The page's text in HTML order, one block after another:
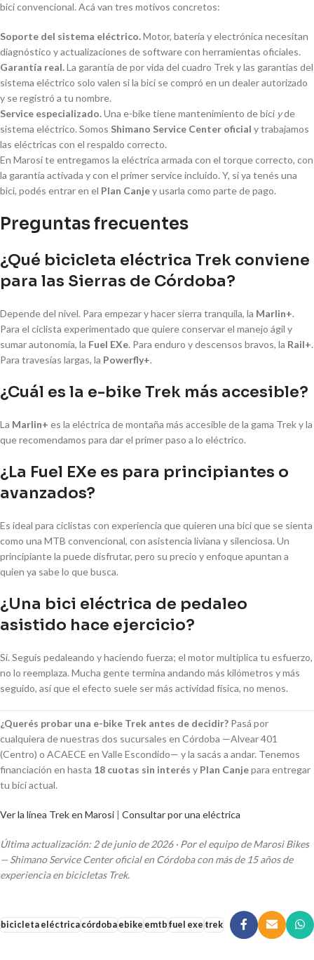
bici convencional. Acá van tres motivos concretos:
Soporte del sistema eléctrico.Motor, batería y electrónica necesitan
diagnóstico y actualizaciones de software con herramientas oficiales.
Garantía real.La garantía de por vida del cuadro Trek y las garantías del
sistema eléctrico solo valen si la bici se compró en un dealer autorizado
y se registró a tu nombre.
Service especializado.Una e-bike tiene mantenimiento de bici yde
sistema eléctrico. Somos Shimano Service Center oficial y trabajamos
las eléctricas con el respaldo correcto.
En Marosi te entregamos la eléctrica armada con el torque correcto, con
la garantía activada y con el primer service incluido. Y, si ya tenés una
bici, podés entrar en el Plan Canjey usarla como parte de pago.
Preguntas frecuentes
¿Qué bicicleta eléctrica Trek conviene
para las Sierras de Córdoba?
Depende del nivel. Para empezar y hacer sierra tranquila, la Marlin+.
Para el ciclista experimentado que quiere conservar el manejo ágil y
sumar autonomía, la Fuel EXe. Para enduro y descensos bravos, la Rail+.
Para travesías largas, la Powerfly+.
¿Cuál es la e-bike Trek más accesible?
La Marlin+ es la eléctrica de montaña más accesible de la gama Trek y la
que recomendamos para dar el primer paso a lo eléctrico.
¿La Fuel EXe es para principiantes o
avanzados?
Es ideal para ciclistas con experiencia que quieren una bici que se sienta
como una MTB convencional, con asistencia liviana y silenciosa. Un
principiante la puede disfrutar, pero su precio y enfoque apuntan a
quien ya sabe lo que busca.
¿Una bici eléctrica de pedaleo
asistido hace ejercicio?
Sí. Seguís pedaleando y haciendo fuerza; el motor multiplica tu esfuerzo,
no lo reemplaza. Mucha gente termina andando más kilómetros y más
seguido, así que el efecto suele ser más actividad física, no menos.
¿Querés probar una e-bike Trek antes de decidir? Pasá por
cualquiera de nuestras dos sucursales en Córdoba —Alvear 401
(Centro) o ACAECE en Valle Escondido— y la sacás a andar. Tenemos
financiación en hasta 18 cuotas sin interés y Plan Canjepara entregar
tu bici actual.
Ver la línea Trek en Marosi | Consultar por una eléctrica
Última actualización: 2 de junio de 2026 · Por el equipo de Marosi Bikes
— Shimano Service Center oficial en Córdoba con más de 15 años de
experiencia en bicicletas Trek.
bicicleta eléctricacórdobaebike emtb fuel exe trek